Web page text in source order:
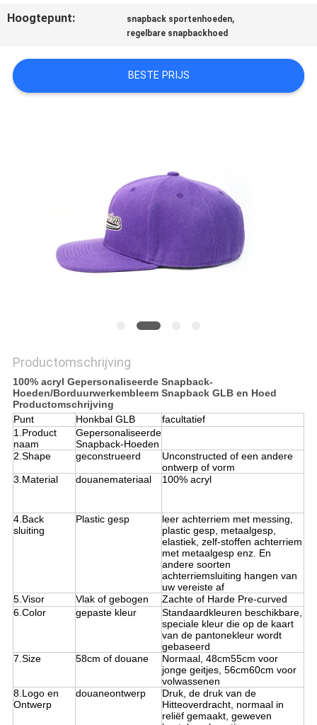
PRIVACY
POLICY
Hoogtepunt: snapback sportenhoeden,
regelbare snapbackhoed
BESTE PRIJS
Productomschrijving
100% acryl Gepersonaliseerde Snapback-
Hoeden/Borduurwerkembleem Snapback GLB en Hoed
Productomschrijving
Punt
Honkbal GLB
facultatief
1.Product
naam
Gepersonaliseerde
Snapback-Hoeden
2.Shape
geconstrueerd
Unconstructed of een andere
ontwerp of vorm
3.Material
douanemateriaal 100% acryl
4.Back
sluiting
Plastic gesp
leer achterriem met messing,
plastic gesp, metaalgesp,
elastiek, zelf-stoffen achterriem
met metaalgesp enz. En
andere soorten
achterriemsluiting hangen van
uw vereiste af
5.Visor
Vlak of gebogen
Zachte of Harde Pre-curved
6.Color
gepaste kleur
Standaardkleuren beschikbare,
speciale kleur die op de kaart
van de pantonekleur wordt
gebaseerd
7.Size
58cm of douane
Normaal, 48cm55cm voor
jonge geitjes, 56cm60cm voor
volwassenen
8.Logo en
Ontwerp
douaneontwerp
Druk, de druk van de
Hitteoverdracht, normaal in
reliëf gemaakt, geweven